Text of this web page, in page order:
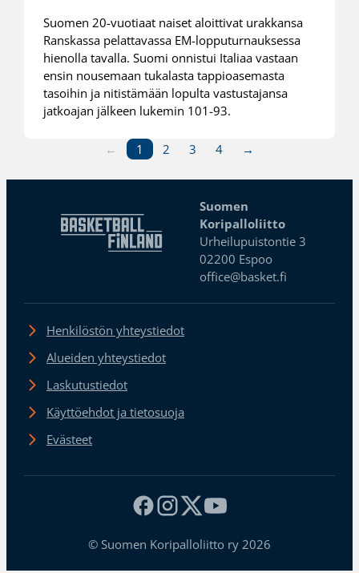
Suomen 20-vuotiaat naiset aloittivat urakkansa
Ranskassa pelattavassa EM-lopputurnauksessa
hienolla tavalla. Suomi onnistui Italiaa vastaan
ensin nousemaan tukalasta tappioasemasta
tasoihin ja nitistämään lopulta vastustajansa
jatkoajan jälkeen lukemin 101-93.
← 1 2 3 4 →
Suomen
Koripalloliitto
Urheilupuistontie 3
02200 Espoo
office@basket.fi
Henkilöstön yhteystiedot
Alueiden yhteystiedot
Laskutustiedot
Käyttöehdot ja tietosuoja
Evästeet
© Suomen Koripalloliitto ry 2026